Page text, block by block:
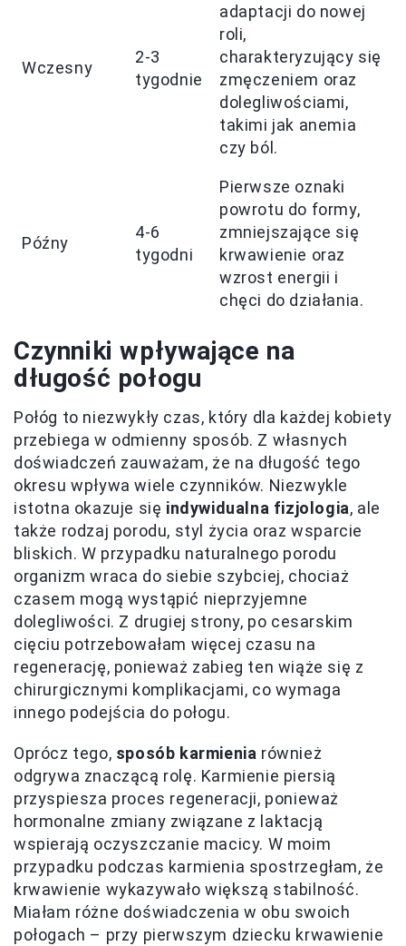
Wczesny
2-3
tygodnie
adaptacji do nowej
roli,
charakteryzujący się
zmęczeniem oraz
dolegliwościami,
takimi jak anemia
czy ból.
Późny
4-6
tygodni
Pierwsze oznaki
powrotu do formy,
zmniejszające się
krwawienie oraz
wzrost energii i
chęci do działania.
Czynniki wpływające na
długość połogu
Połóg to niezwykły czas, który dla każdej kobiety
przebiega w odmienny sposób. Z własnych
doświadczeń zauważam, że na długość tego
okresu wpływa wiele czynników. Niezwykle
istotna okazuje się indywidualna fizjologia, ale
także rodzaj porodu, styl życia oraz wsparcie
bliskich. W przypadku naturalnego porodu
organizm wraca do siebie szybciej, chociaż
czasem mogą wystąpić nieprzyjemne
dolegliwości. Z drugiej strony, po cesarskim
cięciu potrzebowałam więcej czasu na
regenerację, ponieważ zabieg ten wiąże się z
chirurgicznymi komplikacjami, co wymaga
innego podejścia do połogu.
Oprócz tego, sposób karmienia również
odgrywa znaczącą rolę. Karmienie piersią
przyspiesza proces regeneracji, ponieważ
hormonalne zmiany związane z laktacją
wspierają oczyszczanie macicy. W moim
przypadku podczas karmienia spostrzegłam, że
krwawienie wykazywało większą stabilność.
Miałam różne doświadczenia w obu swoich
połogach – przy pierwszym dziecku krwawienie